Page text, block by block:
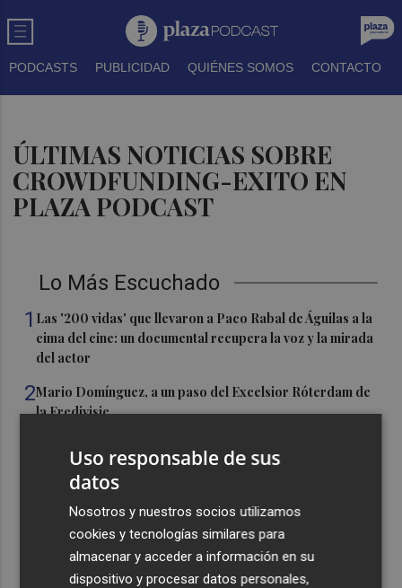
PODCASTS PUBLICIDAD QUIÉNES SOMOS CONTACTO
ÚLTIMAS NOTICIAS SOBRE
CROWDFUNDING-EXITO EN
PLAZA PODCAST
Lo Más Escuchado
1 Las '200 vidas' que llevaron a Paco Rabal de Águilas a la
cima del cine: un documental recupera la voz y la mirada
del actor
2Mario Domínguez, a un paso del Excelsior Róterdam de
la Eredivisie
en las fiestas para la Ufece y conciertos en valenciano
conquistar los históricos 20.000 puntos
Valencia Basket abrirá la EuroLeague Women en casa
ante Fenerbahce Opet
Uso responsable de sus
datos
Nosotros y nuestros socios utilizamos
cookies y tecnologías similares para
almacenar y acceder a información en su
dispositivo y procesar datos personales,